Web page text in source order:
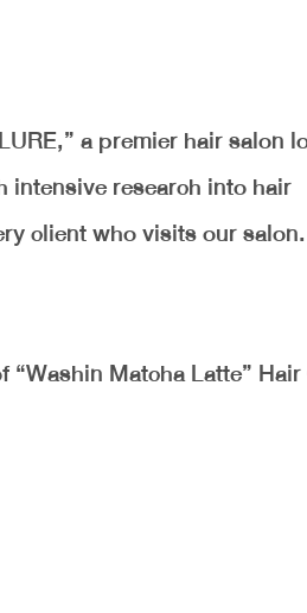
a premier hair salon
research into hair
client who visits our salon.
Matcha Latte”